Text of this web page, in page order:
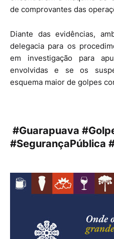
de comprovantes das
Diante das evidências,
delegacia para os
em investigação para
envolvidas e se os
esquema maior de golpes
#Guarapuava
#SegurançaPública